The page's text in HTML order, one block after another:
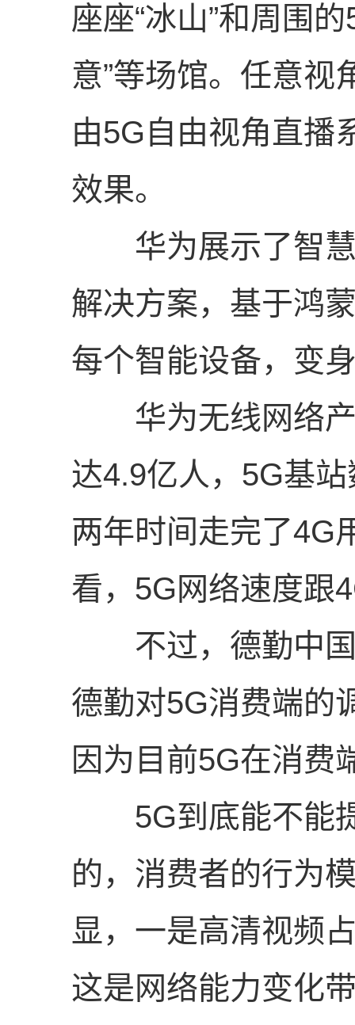
座座“冰山”和周围
意”等场馆。任意
由5G自由视角直播
效果。
华为展示了智慧
解决方案，基于鸿
每个智能设备，变
华为无线网络产
达4.9亿人，5G基
两年时间走完了4G
看，5G网络速度跟
不过，德勤中国
德勤对5G消费端的
因为目前5G在消费
5G到底能不能提
的，消费者的行为
显，一是高清视频
这是网络能力变化